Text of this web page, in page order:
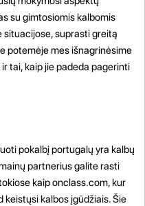
su gimtosiomis kalbomis
situacijose, suprasti greitą
potemėje mes išnagrinėsime
tai, kaip jie padeda pagerinti
pokalbį portugalų yra kalbų
partnerius galite rasti
kaip onclass.com, kur
keistųsi kalbos įgūdžiais. Šie